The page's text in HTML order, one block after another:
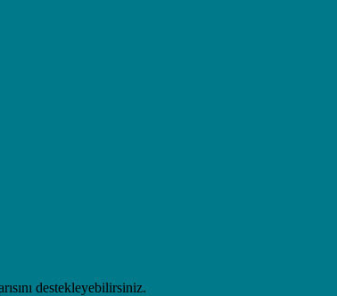
destekleyebilirsiniz.